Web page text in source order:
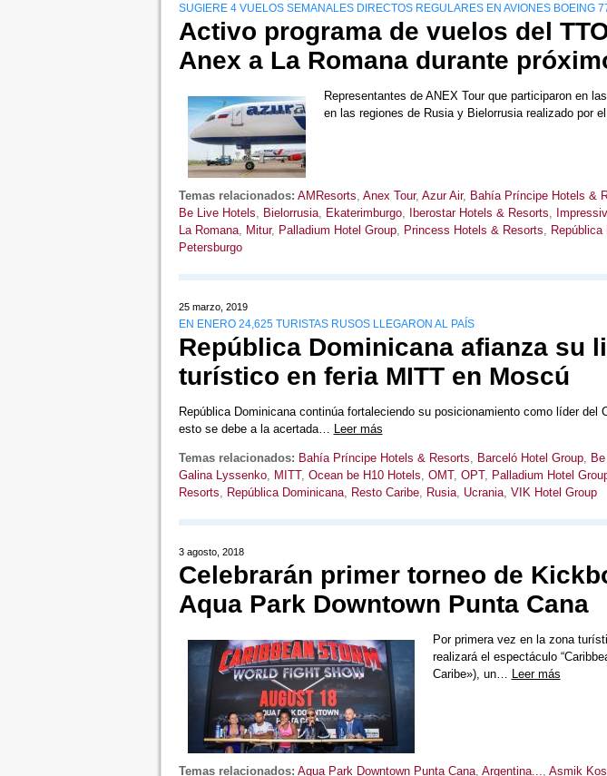
SUGIERE 4 VUELOS SEMANALES DIRECTOS REGULARES EN AVIONES BOEING
Activo programa de vuelos del
Anex a La Romana durante
Representantes de ANEX Tour que participaron en
en las regiones de Rusia y Bielorrusia realizado por
Temas relacionados: AMResorts, Anex Tour, Azur Air, Bahía Príncipe Hotels &
Be Live Hotels, Bielorrusia, Ekaterimburgo, Iberostar Hotels & Resorts,
La Romana, Mitur, Palladium Hotel Group, Princess Hotels & Resorts, República
Petersburgo
25 marzo, 2019
EN ENERO 24,625 TURISTAS RUSOS LLEGARON AL PAÍS
República Dominicana afianza su
turístico en feria MITT en Moscú
República Dominicana continúa fortaleciendo su posicionamiento como líder del
esto se debe a la acertada… Leer más
Temas relacionados: Bahía Príncipe Hotels & Resorts, Barceló Hotel Group,
Galina Lyssenko, MITT, Ocean be H10 Hotels, OMT, OPT, Palladium Hotel
Resorts, República Dominicana, Resto Caribe, Rusia, Ucrania, VIK Hotel Group
3 agosto, 2018
Celebrarán primer torneo de
Aqua Park Downtown Punta Cana
Por primera vez en la zona
realizará el espectáculo
Caribe»), un… Leer más
Temas relacionados: Aqua Park Downtown Punta Cana, Argentina..., Asmik